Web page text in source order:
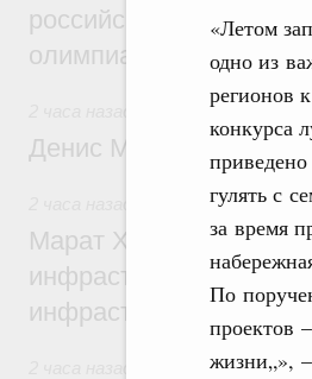
«Летом
одно из
регионов
конкурса
гулять с
за время
По
проектов
жизни„»,
российскую сборную
олимпиаде по
Общие вопросы
Денис Мантуров
Бюджеты
Марат Хуснуллин: 15
инфраструктуры
инфраструктурным
Развитие